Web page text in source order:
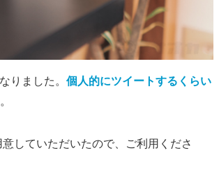
りました。 個人的にツイートするくらい
意していただいたので、ご利用くださ